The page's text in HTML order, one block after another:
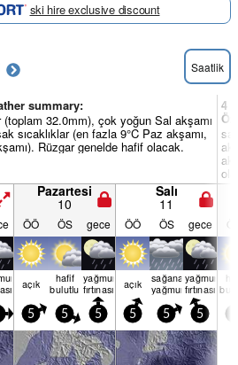
ski hire exclusive discount
Saatlik
summary:
32.0mm), çok yoğun Sal akşamı
sıcaklıklar (en fazla 9°C Paz akşamı,
Rüzgar genelde hafif olacak.
4
Pazartesi
10
Salı
11
ÖÖ ÖS gece ÖÖ ÖS gece
açık hafif
bulutlu
yağmur
fırtınası açık sağanak
yağmur
yağmur
fırtınası
5 5 5 5 5 5